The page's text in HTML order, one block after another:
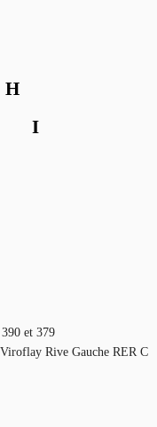
H
I
et 379
Rive Gauche RER C